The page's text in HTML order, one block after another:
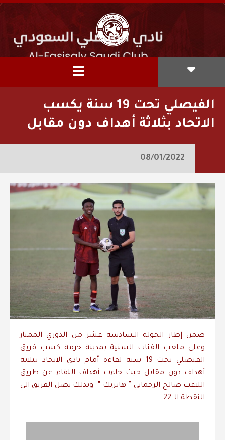
الفيصلي تحت 19 سنة يكسب
الاتحاد بثلاثة أهداف دون مقابل
08/01/2022
ضمن إطار الجولة الـسادسة عشر من الدوري الممتاز
وعلى ملعب الفئات السنية بمدينة حرمة كسب فريق
الفيصلي تحت 19 سنة لقاءه أمام نادي الاتحاد بثلاثة
أهداف دون مقابل حيث جاءت أهداف اللقاء عن طريق
اللاعب صالح الرحماني ” هاتريك “
وبذلك يصل الفريق الى
النقطة الـ 22 .